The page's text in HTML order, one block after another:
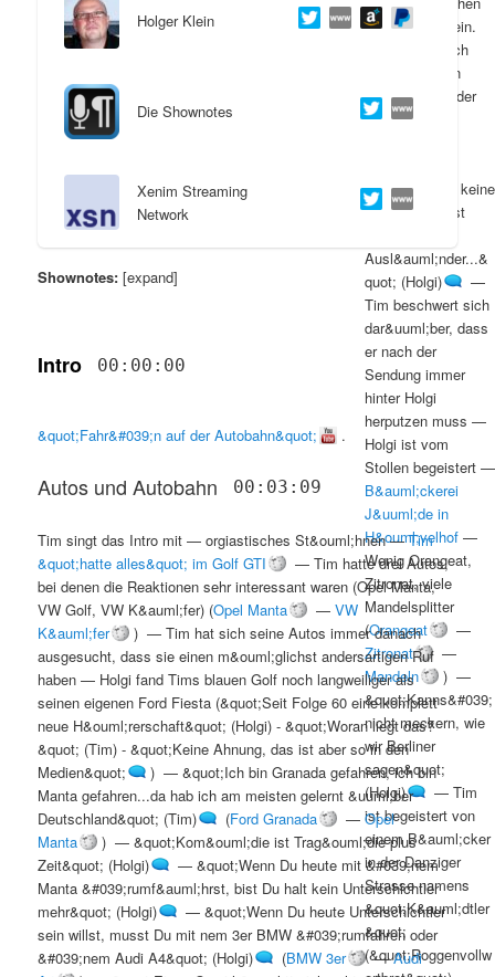
n
g
Holger Klein
Die Shownotes
Xenim Streaming
Network
Shownotes:[expand]
Intro 00:00:00
&quot;Fahr&#039;n auf der Autobahn&quot; .
Autos und Autobahn 00:03:09
Tim singt das Intro mit —orgiastisches St&ouml;hnen—Tim
&quot;hatte alles&quot; im Golf GTI
—Tim hatte drei Autos,
bei denen die Reaktionen sehr interessant waren (Opel Manta,
VW Golf, VW K&auml;fer) (Opel Manta —VW
K&auml;fer
) —Tim hat sich seine Autos immer danach
ausgesucht, dass sie einen m&ouml;glichst andersartigen Ruf
haben — Holgi fand Tims blauen Golf noch langweiliger als
seinen eigenen Ford Fiesta (&quot;Seit Folge 60 eine komplett
neue H&ouml;rerschaft&quot; (Holgi) - &quot;Woran liegt das?
&quot; (Tim) - &quot;Keine Ahnung, das ist aber so in den
Medien&quot;
) —&quot;Ich bin Granada gefahren, ich bin
Manta gefahren...da hab ich am meisten gelernt &uuml;ber
Deutschland&quot; (Tim)
(Ford Granada —Opel
Manta
) —&quot;Kom&ouml;die ist Trag&ouml;die plus
Zeit&quot; (Holgi)
—&quot;Wenn Du heute mit &#039;nem
Manta &#039;rumf&auml;hrst, bist Du halt kein Unterschichtler
mehr&quot; (Holgi)
—&quot;Wenn Du heute Unterschichtler
sein willst, musst Du mit nem 3er BMW &#039;rumfahren oder
&#039;nem Audi A4&quot; (Holgi)
(BMW 3er —Audi
und sauren Wein.
Ja? Und danach
preisen wir den
Herrn! Wie es der
gute Christ so
&quot;Du hast keine
Ahnung, du bist
Ausl&auml;nder...&
quot; (Holgi)
—
Tim beschwert sich
dar&uuml;ber, dass
er nach der
Sendung immer
hinter Holgi
herputzen muss —
Holgi ist vom
Stollen begeistert—
B&auml;ckerei
J&uuml;de in
H&ouml;velhof—
Wenig Orangeat,
Zitronat, viele
Mandelsplitter
(Orangeat
—
Zitronat
—
Mandeln
) —
&quot;Kanns&#039;
nicht meckern, wie
wir Berliner
sagen&quot;
(Holgi)
— Tim
ist begeistert von
einem B&auml;cker
in der Danziger
Strasse namens
&quot;K&auml;dtler
&quot;
(&quot;Roggenvollw